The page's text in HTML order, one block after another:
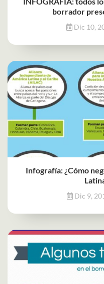
borrador
Dic 10,
Infografía: ¿Cómo
Dic 9,